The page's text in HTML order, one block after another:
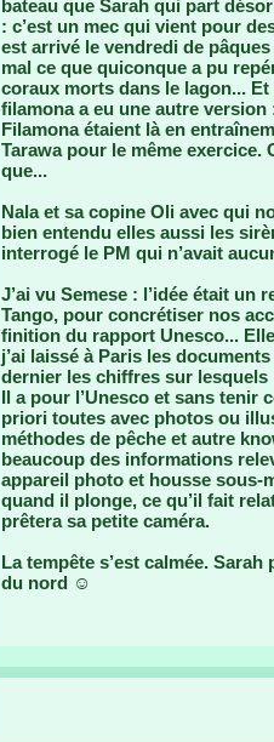
bateau que Sarah qui part
: c’est un mec qui vient pour
est arrivé le vendredi de
mal ce que quiconque a pu
coraux morts dans le lagon...
filamona a eu une autre
Filamona étaient là en
Tarawa pour le même exercice.
que...
Nala et sa copine Oli avec qui
bien entendu elles aussi les
interrogé le PM qui n’avait
J’ai vu Semese : l’idée était un
Tango, pour concrétiser nos
finition du rapport Unesco...
j’ai laissé à Paris les
dernier les chiffres sur
Il a pour l’Unesco et sans tenir
priori toutes avec photos ou
méthodes de pêche et autre
beaucoup des informations
appareil photo et housse sous-
quand il plonge, ce qu’il fait
prêtera sa petite caméra.
La tempête s’est calmée.
du nord ☺